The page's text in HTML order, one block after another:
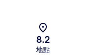
8.2
地點